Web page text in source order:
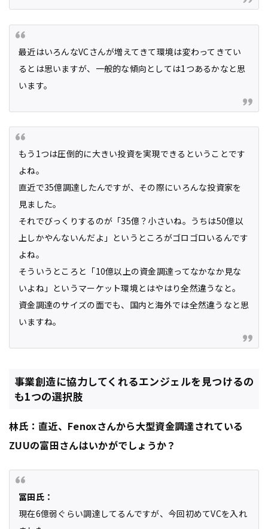
最近はいろんなVCさんが増えてきて環境は変わってきてい
るとは思いますが、一般的な傾向としては1つあるかなと思
います。
もう1つは圧倒的に大きい投資を実現できるということです
よね。
直近で35億調達したんですが、その際にいろんな投資家を
見ました。
それでびっくりするのが「35億？小さいね。うちは50億以
上しかやんないんだよ」というところがゴロゴロいるんです
よね。
そういうところと「10億以上の資金調達ってなかなか見な
いよね」というマーケット環境とはやはり全然違うなと。
資金調達のサイズの面でも、国内と海外では全然違うなと思
いますね。
事業創造に協力してくれるエンジェルを見つけるの
も1つの選択肢
林氏：直近、Fenoxさんから大型資金調達されている
ZUUの富田さんはいかがでしょうか？
冨田氏：
現在6億弱ぐらい調達してるんですが、今回初めてVCを入れ